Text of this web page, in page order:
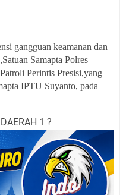
gangguan keamanan dan
Samapta Polres
Perintis Presisi,yang
IPTU Suyanto, pada
1 ?